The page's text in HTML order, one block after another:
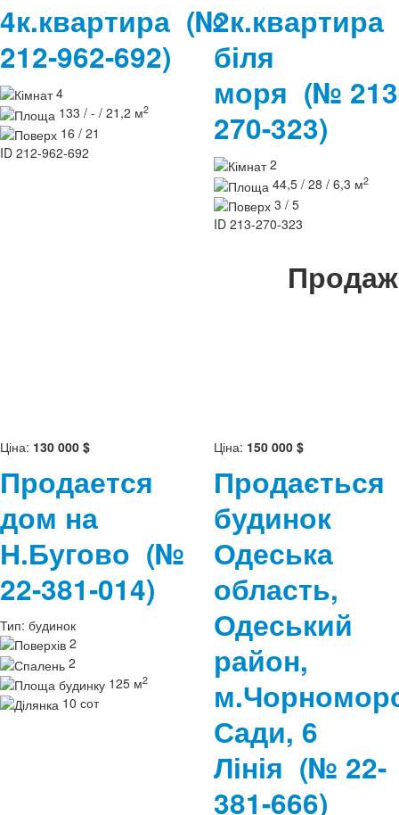
4к.квартира (№
212-962-692)
4
133 / - / 21,2 м2
16 / 21
ID 212-962-692
2к.квартира
біля
моря (№
270-323)
2
44,5 / 28 / 6,3 м2
3 / 5
ID 213-270-323
Ціна: 130 000 $
Продается
дом на
Н.Бугово (№
22-381-014)
Тип: будинок
2
2
125 м2
10 сот
Ціна: 150 000 $
Продається
будинок
Одеська
область,
Одеський
район,
Сади, 6
Лінія (№ 22-
381-666)